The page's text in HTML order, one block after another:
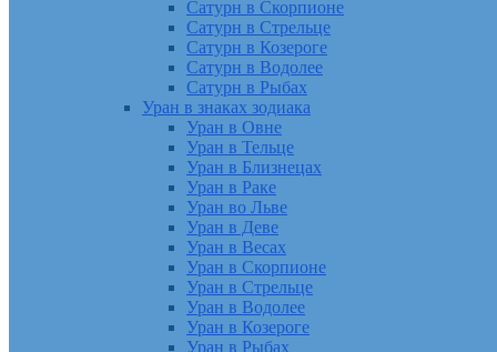
Сатурн в Скорпионе
Сатурн в Стрельце
Сатурн в Козероге
Сатурн в Водолее
Сатурн в Рыбах
Уран в знаках зодиака
Уран в Овне
Уран в Тельце
Уран в Близнецах
Уран в Раке
Уран во Льве
Уран в Деве
Уран в Весах
Уран в Скорпионе
Уран в Стрельце
Уран в Водолее
Уран в Козероге
Уран в Рыбах